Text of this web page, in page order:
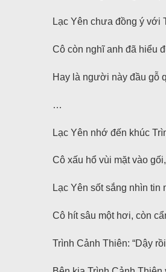
Lạc Yên chưa đồng ý với
Cô còn nghĩ anh đã hiểu
Hay là người này đầu gỗ
…
Lạc Yên nhớ đến khúc
Cô xấu hổ vùi mặt vào
Lạc Yên sốt sắng nhìn
Cô hít sâu một hơi, còn
Trình Cảnh Thiên: “Dậy